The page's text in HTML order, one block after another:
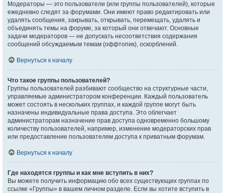
Модераторы — это пользователи (или группы пользователей), которые
ежедневно следят за форумами. Они имеют право редактировать или
удалять сообщения, закрывать, открывать, перемещать, удалять и
объединять темы на форуме, за который они отвечают. Основные
задачи модераторов — не допускать несоответствия содержания
сообщений обсуждаемым темам (оффтопик), оскорблений.
Вернуться к началу
Что такое группы пользователей?
Группы пользователей разбивают сообщество на структурные части,
управляемые администратором конференции. Каждый пользователь
может состоять в нескольких группах, и каждой группе могут быть
назначены индивидуальные права доступа. Это облегчает
администраторам назначение прав доступа одновременно большому
количеству пользователей, например, изменение модераторских прав
или предоставление пользователям доступа к приватным форумам.
Вернуться к началу
Где находятся группы и как мне вступить в них?
Вы можете получить информацию обо всех существующих группах по
ссылке «Группы» в вашем личном разделе. Если вы хотите вступить в